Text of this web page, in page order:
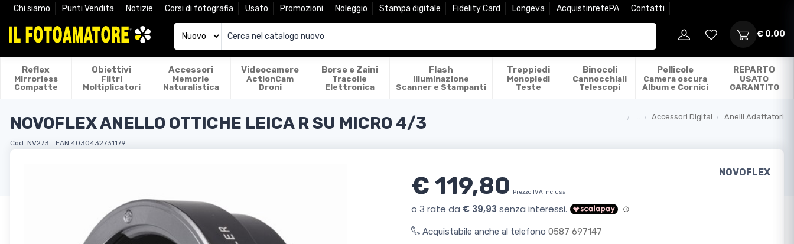
Chi siamo Punti Vendita Notizie Corsi di fotografia Usato Promozioni Noleggio Stampa digitale Fidelity Card Longeva AcquistinretePA Contatti
€ 0,00
Reflex
Mirrorless
Compatte
Obiettivi
Filtri
Moltiplicatori
Accessori
Memorie
Naturalistica
Videocamere
ActionCam
Droni
Borse e Zaini
Tracolle
Elettronica
Flash
Illuminazione
Scanner e Stampanti
Treppiedi
Monopiedi
Teste
Binocoli
Cannocchiali
Telescopi
Pellicole
Camera oscura
Album e Cornici
REPARTO
USATO
GARANTITO
Accessori Digital Anelli Adattatori
NOVOFLEX ANELLO OTTICHE LEICA R SU MICRO 4/3
Cod. NV273 EAN 4030432731179
NOVOFLEX
€ 119,80 Prezzo IVA inclusa
Acquistabile anche al telefono 0587 697147